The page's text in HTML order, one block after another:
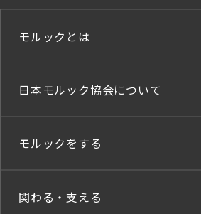
モルックとは
日本モルック協会について
モルックをする
関わる・支える